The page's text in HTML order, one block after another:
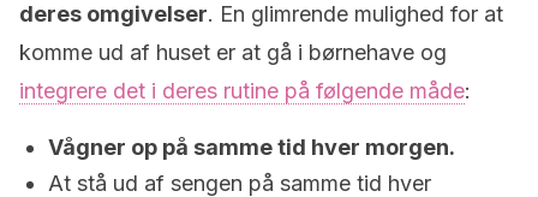
deres omgivelser. En glimrende mulighed for at
komme ud af huset er at gå i børnehave og
integrere det i deres rutine på følgende måde:
Vågner op på samme tid hver morgen.
At stå ud af sengen på samme tid hver